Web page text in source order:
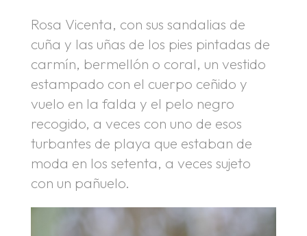
Rosa Vicenta, con sus sandalias de
cuña y las uñas de los pies pintadas de
carmín, bermellón o coral, un vestido
estampado con el cuerpo ceñido y
vuelo en la falda y el pelo negro
recogido, a veces con uno de esos
turbantes de playa que estaban de
moda en los setenta, a veces sujeto
con un pañuelo.